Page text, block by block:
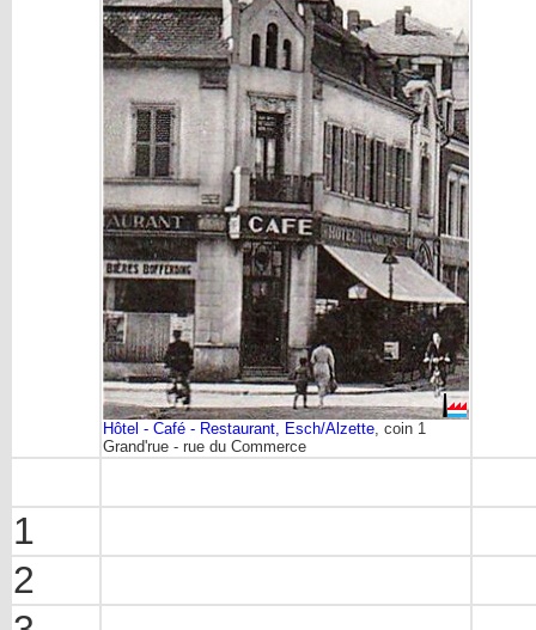
Hôtel - Café - Restaurant, Esch/Alzette, coin 1
Grand'rue - rue du Commerce
1
2